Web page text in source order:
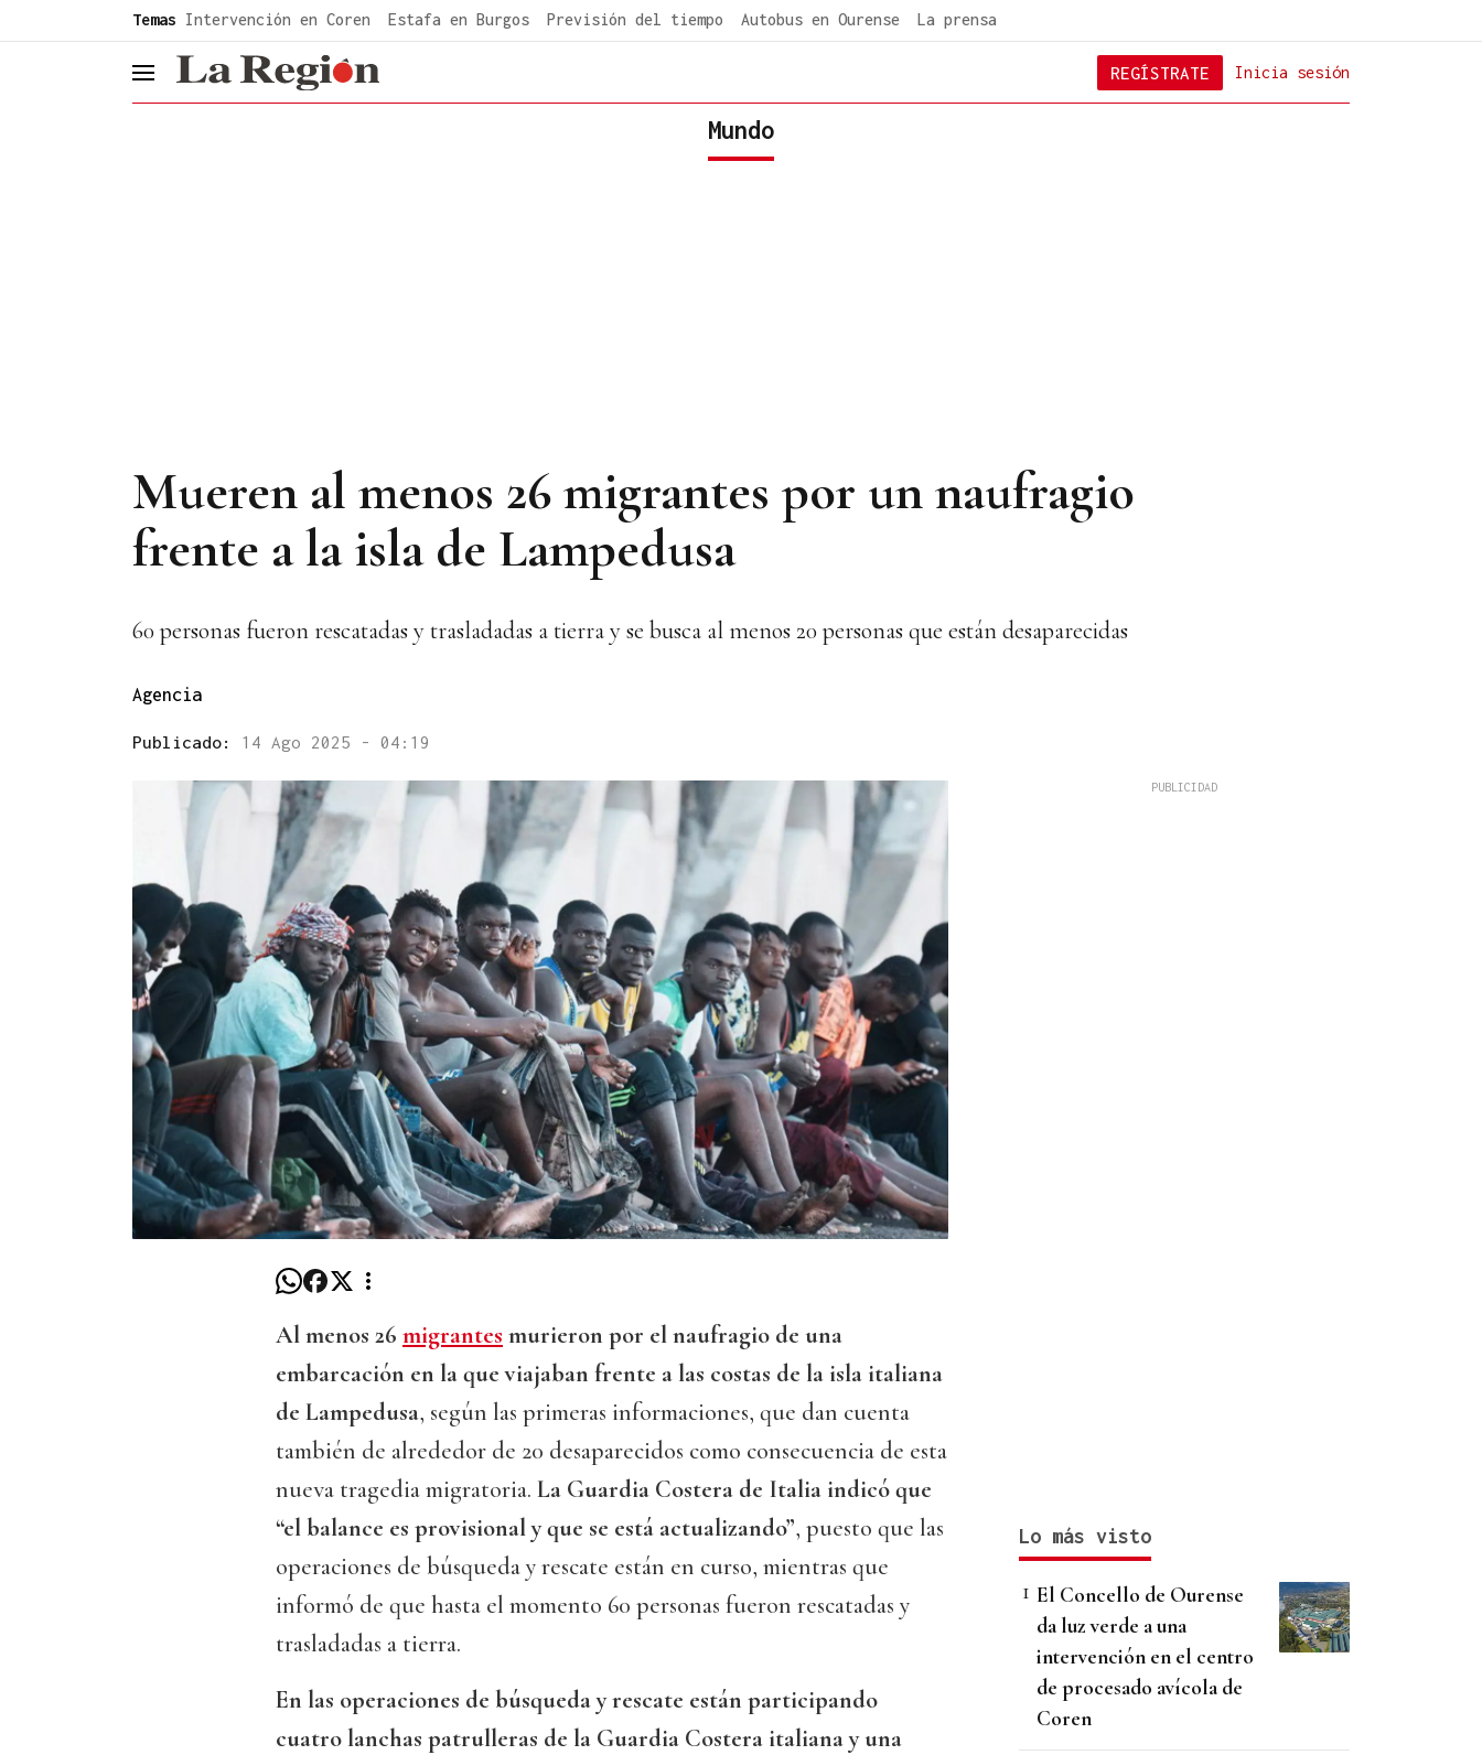
Temas Intervención en Coren Estafa en Burgos Previsión del tiempo Autobus en Ourense La prensa
header.menu.open Inicia sesión
REGÍSTRATE
Mundo
Mueren al menos 26 migrantes por un naufragio
frente a la isla de Lampedusa
60 personas fueron rescatadas y trasladadas a tierra y se busca al menos 20 personas que están desaparecidas
Agencia
Publicado: 14 Ago 2025 - 04:19
Al menos 26 migrantes murieron por el naufragio de una
embarcación en la que viajaban frente a las costas de la isla italiana
de Lampedusa, según las primeras informaciones, que dan cuenta
también de alrededor de 20 desaparecidos como consecuencia de esta
nueva tragedia migratoria. La Guardia Costera de Italia indicó que
“el balance es provisional y que se está actualizando”, puesto que las
operaciones de búsqueda y rescate están en curso, mientras que
informó de que hasta el momento 60 personas fueron rescatadas y
trasladadas a tierra.
En las operaciones de búsqueda y rescate están participando
cuatro lanchas patrulleras de la Guardia Costera italiana y una
Lo más visto
El Concello de Ourense
da luz verde a una
intervención en el centro
de procesado avícola de
Coren